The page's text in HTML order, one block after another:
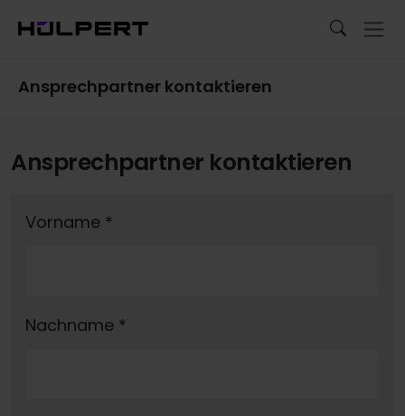
Ansprechpartner kontaktieren
Ansprechpartner kontaktieren
Vorname *
Nachname *